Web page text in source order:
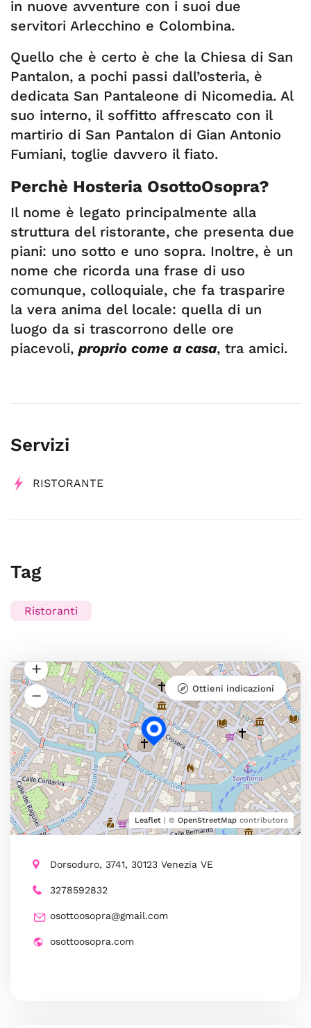
in nuove avventure con i suoi due
servitori Arlecchino e Colombina.
Quello che è certo è che la Chiesa di San
Pantalon, a pochi passi dall’osteria, è
dedicata San Pantaleone di Nicomedia. Al
suo interno, il soffitto affrescato con il
martirio di San Pantalon di Gian Antonio
Fumiani, toglie davvero il fiato.
Perchè Hosteria OsottoOsopra?
Il nome è legato principalmente alla
struttura del ristorante, che presenta due
piani: uno sotto e uno sopra. Inoltre, è un
nome che ricorda una frase di uso
comunque, colloquiale, che fa trasparire
la vera anima del locale: quella di un
luogo da si trascorrono delle ore
piacevoli, proprio come a casa, tra amici.
Servizi
RISTORANTE
Tag
Ristoranti
Leaflet | © OpenStreetMap contributors
Ottieni indicazioni
Dorsoduro, 3741, 30123 Venezia VE
3278592832
osottoosopra@gmail.com
osottoosopra.com